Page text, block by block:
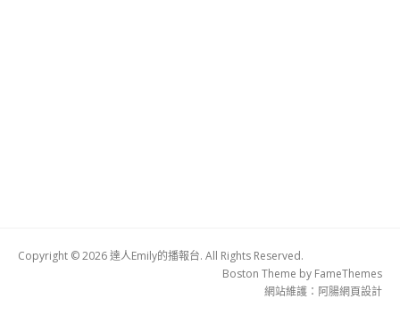
Copyright © 2026 達人Emily的播報台. All Rights Reserved.
Boston Theme by FameThemes
網站維護： 阿腸網頁設計